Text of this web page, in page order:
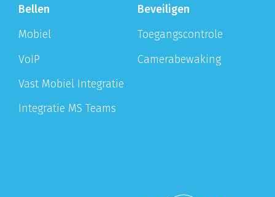
Bellen
Mobiel
VoIP
Vast Mobiel Integratie
Integratie MS Teams
Beveiligen
Toegangscontrole
Camerabewaking